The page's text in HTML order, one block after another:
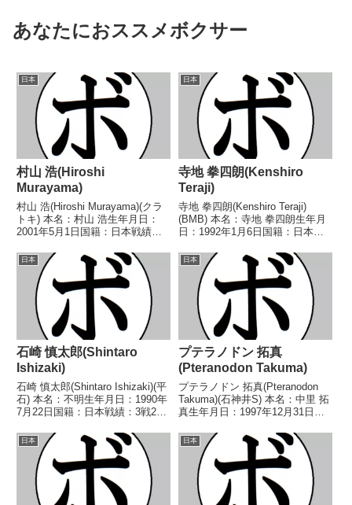
あなたにおススメボクサー
日本
村山 浩(Hiroshi
Murayama)
村山 浩(Hiroshi Murayama)(クラ
トキ) 本名：村山 浩生年月日：
2001年5月1日国籍：日本戦績：7
ル】なし 【戦歴】2024/05/26
○4RTKO 宇賀 久倫(JX)2024/1...
日本
寺地 拳四朗(Kenshiro
Teraji)
寺地 拳四朗(Kenshiro Teraji)
(BMB) 本名：寺地 拳四朗生年月
日：1992年1月6日国籍：日本戦
タイトル】2013年度国体成年の
部ライトフライ級優勝(アマチュ
ア)WBCライトフライ...
日本
石崎 慎太郎(Shintaro
Ishizaki)
石崎 慎太郎(Shintaro Ishizaki)(平
石) 本名：不明生年月日：1990年
7月22日国籍：日本戦績：3戦2勝
し 【戦歴】2012/10/07
○2RTKO 米光 勇(本田フィット
ネス)201...
日本
プテラノドン 拓真
(Pteranodon Takuma)
プテラノドン 拓真(Pteranodon
Takuma)(石神井S) 本名：中里 拓
真生年月日：1997年12月31日国
イトル】なし 【戦歴】
2019/08/27 ●1RTKO ガチャピ
ン 政道(協栄)201...
日本 日本